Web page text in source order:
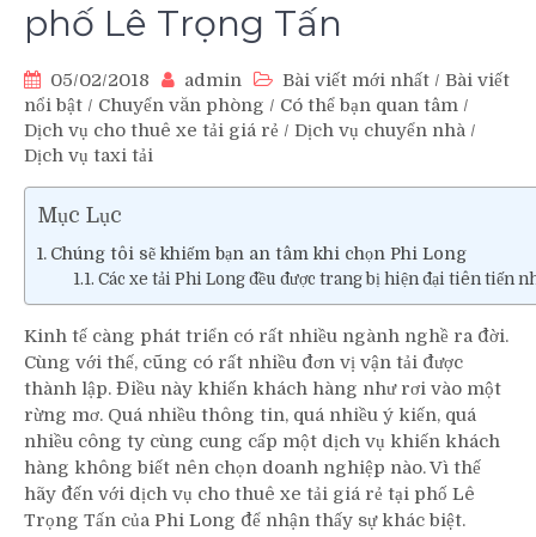
phố Lê Trọng Tấn
05/02/2018 admin Bài viết mới nhất / Bài viết
nổi bật / Chuyển văn phòng / Có thể bạn quan tâm /
Dịch vụ cho thuê xe tải giá rẻ / Dịch vụ chuyển nhà /
Dịch vụ taxi tải
Mục Lục
Chúng tôi sẽ khiếm bạn an tâm khi chọn Phi Long
Các xe tải Phi Long đều được trang bị hiện đại tiên tiến
Kinh tế càng phát triển có rất nhiều ngành nghề ra đời.
Cùng với thế, cũng có rất nhiều đơn vị vận tải được
thành lập. Điều này khiến khách hàng như rơi vào một
rừng mơ. Quá nhiều thông tin, quá nhiều ý kiến, quá
nhiều công ty cùng cung cấp một dịch vụ khiến khách
hàng không biết nên chọn doanh nghiệp nào. Vì thế
hãy đến với dịch vụ cho thuê xe tải giá rẻ tại phố Lê
Trọng Tấn của Phi Long để nhận thấy sự khác biệt.